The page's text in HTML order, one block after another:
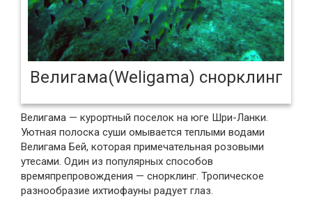
Велигама(Weligama) снорклинг
Велигама — курортный поселок на юге Шри-Ланки.
Уютная полоска суши омывается теплыми водами
Велигама Бей, которая примечательная розовыми
утесами. Один из популярных способов
времяпрепровождения — снорклинг. Тропическое
разнообразие ихтиофауны радует глаз.